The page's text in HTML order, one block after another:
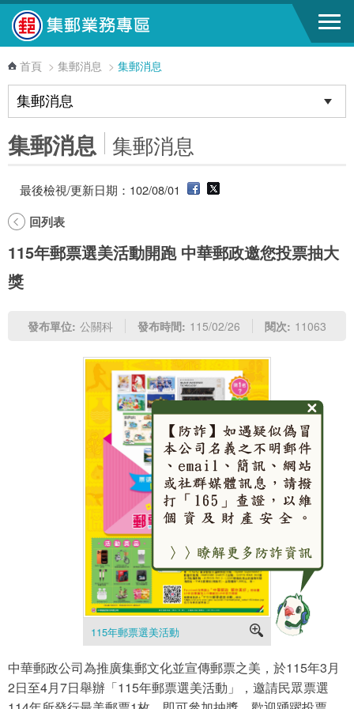
跳到主要內容區塊
首頁 > 集郵消息 > 集郵消息
集郵消息 集郵消息
最後檢視/更新日期：102/08/01
回列表
115年郵票選美活動開跑 中華郵政邀您投票抽大
獎
發布單位: 公關科 發布時間: 115/02/26 閱次: 11063
115年郵票選美活動
中華郵政公司為推廣集郵文化並宣傳郵票之美，於115年3月
2日至4月7日舉辦「115年郵票選美活動」，邀請民眾票選